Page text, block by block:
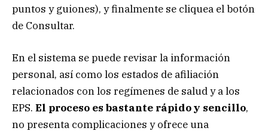
puntos y guiones), y finalmente se cliquea el botón
de Consultar.
En el sistema se puede revisar la información
personal, así como los estados de afiliación
relacionados con los regímenes de salud y a los
EPS. El proceso es bastante rápido y sencillo,
no presenta complicaciones y ofrece una